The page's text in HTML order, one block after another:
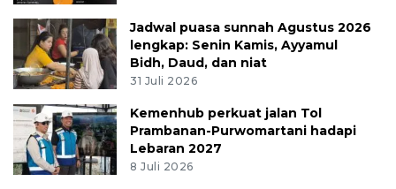
Jadwal puasa sunnah Agustus 2026
lengkap: Senin Kamis, Ayyamul
Bidh, Daud, dan niat
31 Juli 2026
Kemenhub perkuat jalan Tol
Prambanan-Purwomartani hadapi
Lebaran 2027
8 Juli 2026